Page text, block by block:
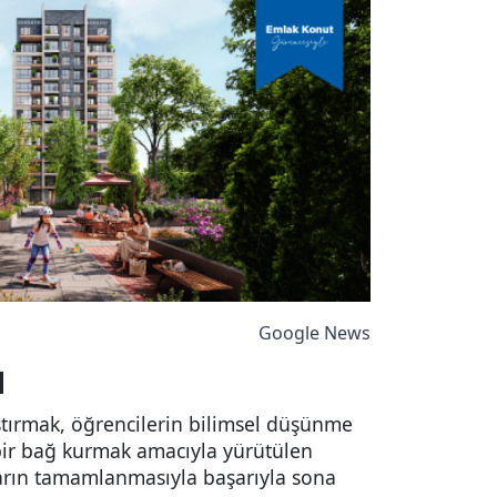
Google News
öğrencilerin bilimsel düşünme
bağ kurmak amacıyla yürütülen
tamamlanmasıyla başarıyla sona